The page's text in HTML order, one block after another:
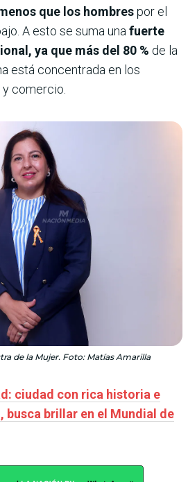
que los hombrespor el
A esto se suma una fuerte
ya que más del 80 % de la
está concentrada en los
comercio.
de la Mujer. Foto: Matías Amarilla
ciudad con rica historia e
busca brillar en el Mundial de